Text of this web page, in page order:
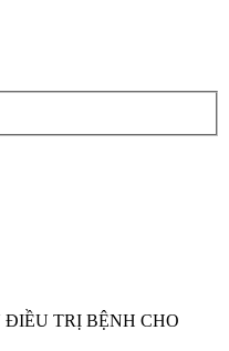
TRỊ BỆNH CHO